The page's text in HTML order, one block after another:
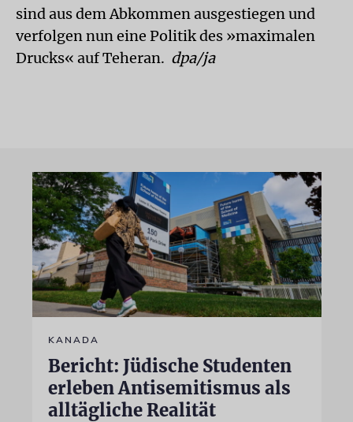
sind aus dem Abkommen ausgestiegen und
verfolgen nun eine Politik des »maximalen
Drucks« auf Teheran. dpa/ja
KANADA
Bericht: Jüdische Studenten
erleben Antisemitismus als
alltägliche Realität